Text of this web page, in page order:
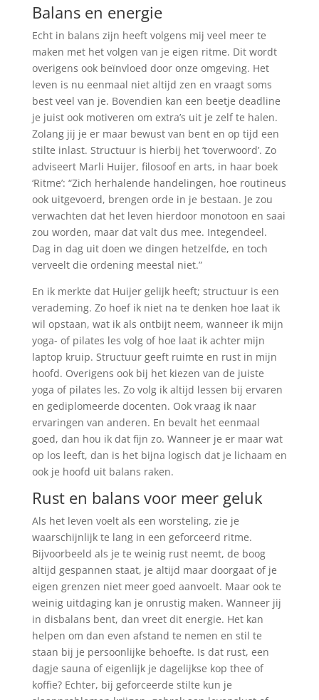
Balans en energie
Echt in balans zijn heeft volgens mij veel meer te
maken met het volgen van je eigen ritme. Dit wordt
overigens ook beïnvloed door onze omgeving. Het
leven is nu eenmaal niet altijd zen en vraagt soms
best veel van je. Bovendien kan een beetje deadline
je juist ook motiveren om extra’s uit je zelf te halen.
Zolang jij je er maar bewust van bent en op tijd een
stilte inlast. Structuur is hierbij het ’toverwoord’. Zo
adviseert Marli Huijer, filosoof en arts, in haar boek
‘Ritme’: “Zich herhalende handelingen, hoe routineus
ook uitgevoerd, brengen orde in je bestaan. Je zou
verwachten dat het leven hierdoor monotoon en saai
zou worden, maar dat valt dus mee. Integendeel.
Dag in dag uit doen we dingen hetzelfde, en toch
verveelt die ordening meestal niet.”
En ik merkte dat Huijer gelijk heeft; structuur is een
verademing. Zo hoef ik niet na te denken hoe laat ik
wil opstaan, wat ik als ontbijt neem, wanneer ik mijn
yoga- of pilates les volg of hoe laat ik achter mijn
laptop kruip. Structuur geeft ruimte en rust in mijn
hoofd. Overigens ook bij het kiezen van de juiste
yoga of pilates les. Zo volg ik altijd lessen bij ervaren
en gediplomeerde docenten. Ook vraag ik naar
ervaringen van anderen. En bevalt het eenmaal
goed, dan hou ik dat fijn zo. Wanneer je er maar wat
op los leeft, dan is het bijna logisch dat je lichaam en
ook je hoofd uit balans raken.
Rust en balans voor meer geluk
Als het leven voelt als een worsteling, zie je
waarschijnlijk te lang in een geforceerd ritme.
Bijvoorbeeld als je te weinig rust neemt, de boog
altijd gespannen staat, je altijd maar doorgaat of je
eigen grenzen niet meer goed aanvoelt. Maar ook te
weinig uitdaging kan je onrustig maken. Wanneer jij
in disbalans bent, dan vreet dit energie. Het kan
helpen om dan even afstand te nemen en stil te
staan bij je persoonlijke behoefte. Is dat rust, een
dagje sauna of eigenlijk je dagelijkse kop thee of
koffie? Echter, bij geforceerde stilte kun je